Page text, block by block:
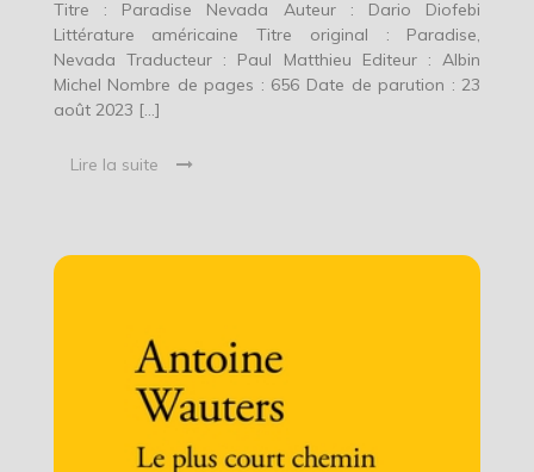
Titre : Paradise Nevada Auteur : Dario Diofebi
Littérature américaine Titre original : Paradise,
Nevada Traducteur : Paul Matthieu Editeur : Albin
Michel Nombre de pages : 656 Date de parution : 23
août 2023 […]
Lire la suite